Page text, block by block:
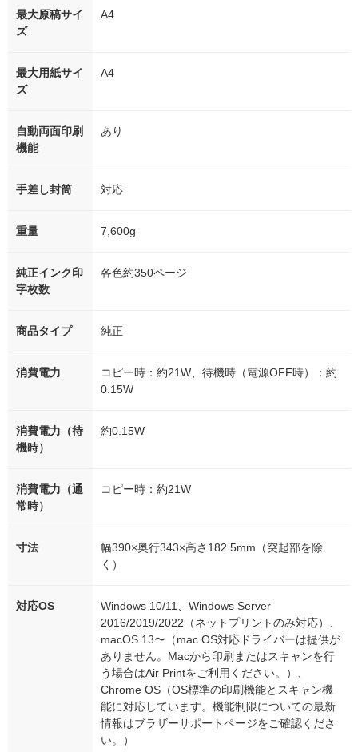
最大原稿サイ
ズ
A4
最大用紙サイ
ズ
A4
自動両面印刷
機能
あり
手差し封筒 対応
重量 7,600g
純正インク印
字枚数
各色約350ページ
商品タイプ 純正
消費電力
コピー時：約21W、待機時（電源OFF時）：約
0.15W
消費電力（待
機時）
約0.15W
消費電力（通
常時）
コピー時：約21W
寸法
幅390×奥行343×高さ182.5mm（突起部を除
く）
対応OS
Windows 10/11、Windows Server
2016/2019/2022（ネットプリントのみ対応）、
macOS 13〜（mac OS対応ドライバーは提供が
ありません。Macから印刷またはスキャンを行
う場合はAir Printをご利用ください。）、
Chrome OS（OS標準の印刷機能とスキャン機
能に対応しています。機能制限についての最新
情報はブラザーサポートページをご確認くださ
い。）